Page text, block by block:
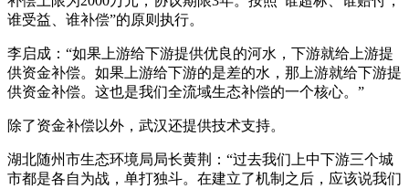
谁受益、谁补偿”的原则执行。
李启成：“如果上游给下游提供优良的河水，下游就给上游提
供资金补偿。如果上游给下游的是差的水，那上游就给下游提
供资金补偿。这也是我们全流域生态补偿的一个核心。”
除了资金补偿以外，武汉还提供技术支持。
湖北随州市生态环境局局长黄荆：“过去我们上中下游三个城
市都是各自为战，单打独斗。在建立了机制之后，应该说我们